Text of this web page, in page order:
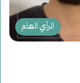
الرأي العام